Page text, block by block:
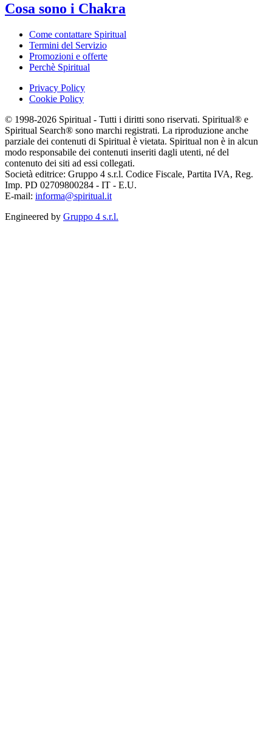
Cosa sono i Chakra
Come contattare Spiritual
Termini del Servizio
Promozioni e offerte
Perchè Spiritual
Privacy Policy
Cookie Policy
© 1998-2026 Spiritual - Tutti i diritti sono riservati. Spiritual® e
Spiritual Search® sono marchi registrati. La riproduzione anche
parziale dei contenuti di Spiritual è vietata. Spiritual non è in alcun
modo responsabile dei contenuti inseriti dagli utenti, né del
contenuto dei siti ad essi collegati.
Società editrice: Gruppo 4 s.r.l. Codice Fiscale, Partita IVA, Reg.
Imp. PD 02709800284 - IT - E.U.
E-mail: informa@spiritual.it
Engineered by Gruppo 4 s.r.l.